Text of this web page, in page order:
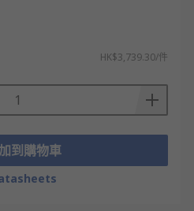
a darkening welding
more expensive that
It is important
that is best suited to
HK$3,739.30/件
到購物車